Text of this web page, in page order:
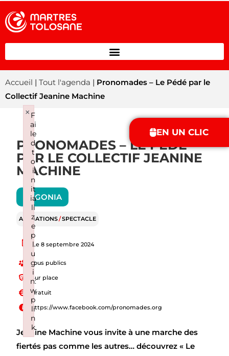
EN UN CLIC
Accueil | Tout l'agenda | Pronomades – Le Pédé par le
Collectif Jeanine Machine
PRONOMADES – LE PÉDÉ
PAR LE COLLECTIF JEANINE
MACHINE
ANGONIA
ANIMATIONS/SPECTACLE
Le 8 septembre 2024
Tous publics
Sur place
Gratuit
https://www.facebook.com/pronomades.org
Jeanine Machine vous invite à une marche des
fiertés pas comme les autres… découvrez « Le
F
ai
le
d
t
o
i
n
it
ia
li
z
e
p
l
u
g
i
n:
w
p
li
n
k
×
Failed to initialize plugin: wplink